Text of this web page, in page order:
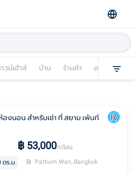
วน์เฮ้าส์ บ้าน ร้านค้า อาคารพาณิช
องนอน สำหรับเช่า ที่ สยาม เพ้นท์
฿ 53,000/เดือน
ตร.ม. Pathum Wan, Bangkok